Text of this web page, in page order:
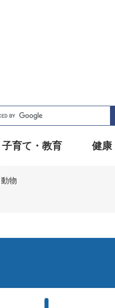
子育て・教育 健康
物